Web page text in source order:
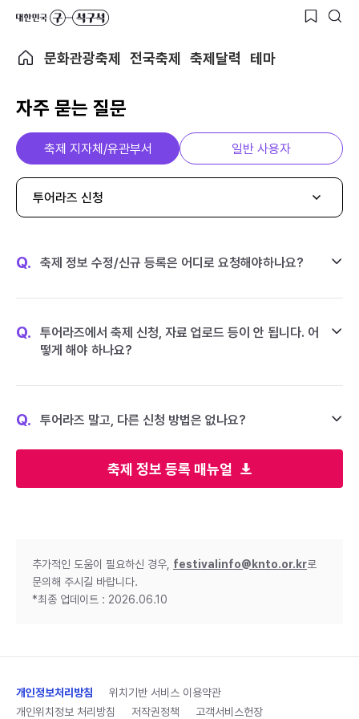
문화관광축제 전국축제 축제달력 테마
자주 묻는 질문
축제 정보 등록 매뉴얼
축제 지자체/유관부서 일반 사용자
투어라즈 신청
Q. 축제 정보 수정/신규 등록은 어디로 요청해야하나요?
Q.
투어라즈에서 축제 신청, 자료 업로드 등이 안 됩니다. 어
떻게 해야 하나요?
Q. 투어라즈 말고, 다른 신청 방법은 없나요?
추가적인 도움이 필요하신 경우, festivalinfo@knto.or.kr로
문의해 주시길 바랍니다.
*최종 업데이트 : 2026.06.10
개인정보처리방침
위치기반 서비스 이용약관
개인위치정보 처리방침
저작권정책 고객서비스헌장